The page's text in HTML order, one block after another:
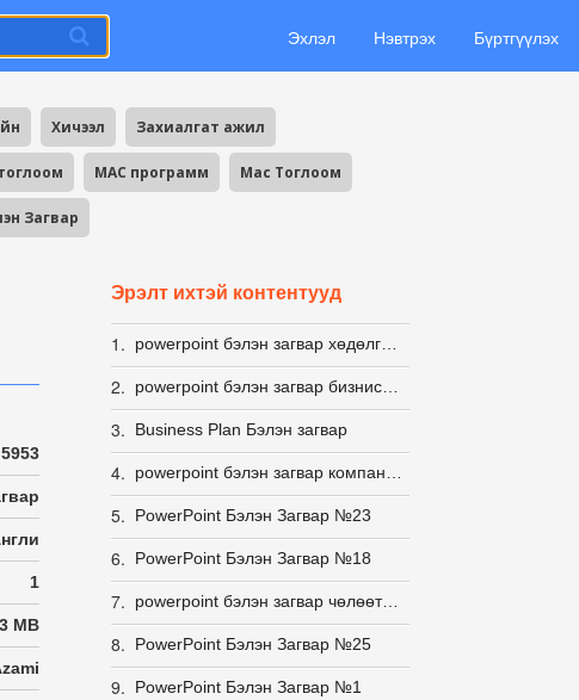
Эхлэл Нэвтрэх Бүртгүүлэх
Хичээл Захиалгат ажил
MAC программ Mac Тоглоом
Загвар
5953
1
MB
Эрэлт ихтэй контентууд
1.
2.
3. Business Plan Бэлэн загвар
4.
5. PowerPoint Бэлэн Загвар №23
6. PowerPoint Бэлэн Загвар №18
7. powerpoint бэлэн загвар чөлөөт загвар
8. PowerPoint Бэлэн Загвар №25
9. PowerPoint Бэлэн Загвар №1